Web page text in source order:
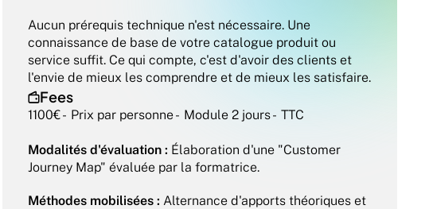
Aucun prérequis technique n'est nécessaire. Une
connaissance de base de votre catalogue produit ou
service suffit. Ce qui compte, c'est d'avoir des clients et
l'envie de mieux les comprendre et de mieux les satisfaire.
Fees
1100€ -  Prix par personne -  Module 2 jours -  TTC
Modalités d'évaluation : Élaboration d'une "Customer
Journey Map" évaluée par la formatrice.
Méthodes mobilisées : Alternance d'apports théoriques et